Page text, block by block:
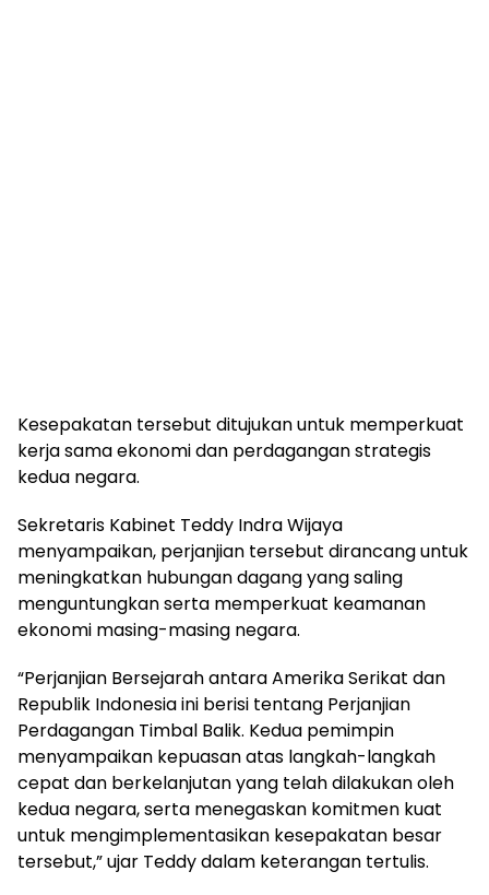
Kesepakatan tersebut ditujukan untuk memperkuat
kerja sama ekonomi dan perdagangan strategis
kedua negara.
Sekretaris Kabinet Teddy Indra Wijaya
menyampaikan, perjanjian tersebut dirancang untuk
meningkatkan hubungan dagang yang saling
menguntungkan serta memperkuat keamanan
ekonomi masing-masing negara.
“Perjanjian Bersejarah antara Amerika Serikat dan
Republik Indonesia ini berisi tentang Perjanjian
Perdagangan Timbal Balik. Kedua pemimpin
menyampaikan kepuasan atas langkah-langkah
cepat dan berkelanjutan yang telah dilakukan oleh
kedua negara, serta menegaskan komitmen kuat
untuk mengimplementasikan kesepakatan besar
tersebut,” ujar Teddy dalam keterangan tertulis.